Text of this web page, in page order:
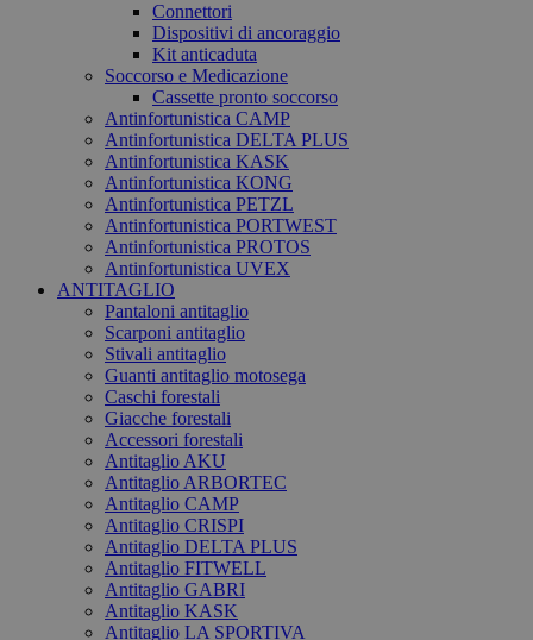
Connettori
Dispositivi di ancoraggio
Kit anticaduta
Soccorso e Medicazione
Cassette pronto soccorso
Antinfortunistica CAMP
Antinfortunistica DELTA PLUS
Antinfortunistica KASK
Antinfortunistica KONG
Antinfortunistica PETZL
Antinfortunistica PORTWEST
Antinfortunistica PROTOS
Antinfortunistica UVEX
ANTITAGLIO
Pantaloni antitaglio
Scarponi antitaglio
Stivali antitaglio
Guanti antitaglio motosega
Caschi forestali
Giacche forestali
Accessori forestali
Antitaglio AKU
Antitaglio ARBORTEC
Antitaglio CAMP
Antitaglio CRISPI
Antitaglio DELTA PLUS
Antitaglio FITWELL
Antitaglio GABRI
Antitaglio KASK
Antitaglio LA SPORTIVA